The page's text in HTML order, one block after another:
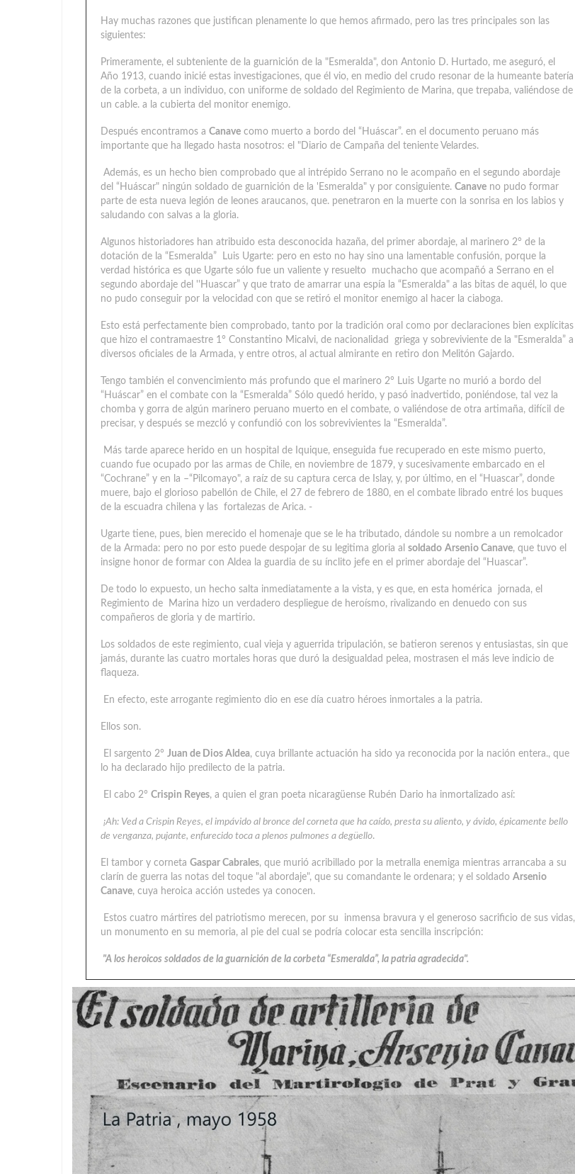
Hay muchas razones que justifican plenamente lo que hemos afirmado, pero las tres principales son las
siguientes:
Primeramente, el subteniente de la guarnición de la "Esmeralda", don Antonio D. Hurtado, me aseguró, el
Año 1913, cuando inicié estas investigaciones, que él vio, en medio del crudo resonar de la humeante batería
de la corbeta, a un individuo, con uniforme de soldado del Regimiento de Marina, que trepaba, valiéndose de
un cable. a la cubierta del monitor enemigo.
Después encontramos a Canave como muerto a bordo del “Huáscar”. en el documento peruano más
importante que ha llegado hasta nosotros: el "Diario de Campaña del teniente Velardes.
Además, es un hecho bien comprobado que al intrépido Serrano no le acompaño en el segundo abordaje
del “Huáscar" ningún soldado de guarnición de la 'Esmeralda" y por consiguiente. Canave no pudo formar
parte de esta nueva legión de leones araucanos, que. penetraron en la muerte con la sonrisa en los labios y
saludando con salvas a la gloria.
Algunos historiadores han atribuido esta desconocida hazaña, del primer abordaje, al marinero 2° de la
dotación de la “Esmeralda” Luis Ugarte: pero en esto no hay sino una lamentable confusión, porque la
verdad histórica es que Ugarte sólo fue un valiente y resuelto muchacho que acompañó a Serrano en el
segundo abordaje del ''Huascar” y que trato de amarrar una espía la “Esmeralda" a las bitas de aquél, lo que
no pudo conseguir por la velocidad con que se retiró el monitor enemigo al hacer la ciaboga.
Esto está perfectamente bien comprobado, tanto por la tradición oral como por declaraciones bien explícitas
que hizo el contramaestre 1° Constantino Micalvi, de nacionalidad griega y sobreviviente de la "Esmeralda” a
diversos oficiales de la Armada, y entre otros, al actual almirante en retiro don Melitón Gajardo.
Tengo también el convencimiento más profundo que el marinero 2° Luis Ugarte no murió a bordo del
“Huáscar” en el combate con la “Esmeralda” Sólo quedó herido, y pasó inadvertido, poniéndose, tal vez la
chomba y gorra de algún marinero peruano muerto en el combate, o valiéndose de otra artimaña, difícil de
precisar, y después se mezcló y confundió con los sobrevivientes la “Esmeralda”.
Más tarde aparece herido en un hospital de Iquique, enseguida fue recuperado en este mismo puerto,
cuando fue ocupado por las armas de Chile, en noviembre de 1879, y sucesivamente embarcado en el
“Cochrane” y en la –“Pilcomayo", a raíz de su captura cerca de Islay, y, por último, en el “Huascar”, donde
muere, bajo el glorioso pabellón de Chile, el 27 de febrero de 1880, en el combate librado entré los buques
de la escuadra chilena y las fortalezas de Arica. -
Ugarte tiene, pues, bien merecido el homenaje que se le ha tributado, dándole su nombre a un remolcador
de la Armada: pero no por esto puede despojar de su legitima gloria al soldado Arsenio Canave, que tuvo el
insigne honor de formar con Aldea la guardia de su ínclito jefe en el primer abordaje del “Huascar”.
De todo lo expuesto, un hecho salta inmediatamente a la vista, y es que, en esta homérica jornada, el
Regimiento de Marina hizo un verdadero despliegue de heroísmo, rivalizando en denuedo con sus
compañeros de gloria y de martirio.
Los soldados de este regimiento, cual vieja y aguerrida tripulación, se batieron serenos y entusiastas, sin que
jamás, durante las cuatro mortales horas que duró la desigualdad pelea, mostrasen el más leve indicio de
flaqueza.
En efecto, este arrogante regimiento dio en ese día cuatro héroes inmortales a la patria.
Ellos son.
El sargento 2° Juan de Dios Aldea, cuya brillante actuación ha sido ya reconocida por la nación entera., que
lo ha declarado hijo predilecto de la patria.
El cabo 2° Crispin Reyes, a quien el gran poeta nicaragüense Rubén Dario ha inmortalizado así:
¡Ah: Ved a Crispin Reyes, el impávido al bronce del corneta que ha caído, presta su aliento, y ávido, épicamente bello
de venganza, pujante, enfurecido toca a plenos pulmones a degüello.
El tambor y corneta Gaspar Cabrales, que murió acribillado por la metralla enemiga mientras arrancaba a su
clarín de guerra las notas del toque "al abordaje", que su comandante le ordenara; y el soldado Arsenio
Canave, cuya heroica acción ustedes ya conocen.
Estos cuatro mártires del patriotismo merecen, por su inmensa bravura y el generoso sacrificio de sus vidas,
un monumento en su memoria, al pie del cual se podría colocar esta sencilla inscripción:
"A los heroicos soldados de la guarnición de la corbeta “Esmeralda”, la patria agradecida".